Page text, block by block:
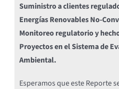
Suministro a clientes
Energías Renovables No-
Monitoreo regulatorio y
Proyectos en el Sistema de
Ambiental.
Esperamos que este Reporte